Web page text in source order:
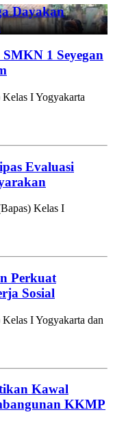
Dayakan
1 Seyegan
I Yogyakarta
Evaluasi
Kelas I
Perkuat
Sosial
I Yogyakarta dan
Kawal
KKMP